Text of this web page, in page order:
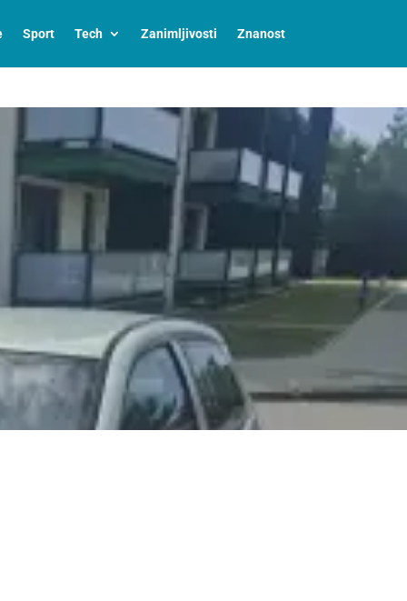
Sport Tech Zanimljivosti Znanost